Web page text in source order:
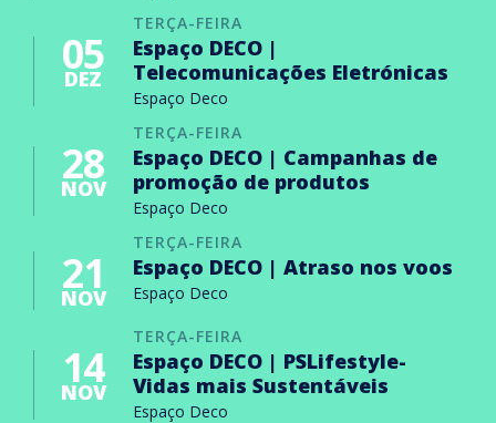
TERÇA-FEIRA
05
DEZ
Espaço DECO |
Telecomunicações Eletrónicas
Espaço Deco
TERÇA-FEIRA
28
NOV
Espaço DECO | Campanhas de
promoção de produtos
Espaço Deco
TERÇA-FEIRA
21
NOV
Espaço DECO | Atraso nos voos
Espaço Deco
TERÇA-FEIRA
14
NOV
Espaço DECO | PSLifestyle-
Vidas mais Sustentáveis
Espaço Deco